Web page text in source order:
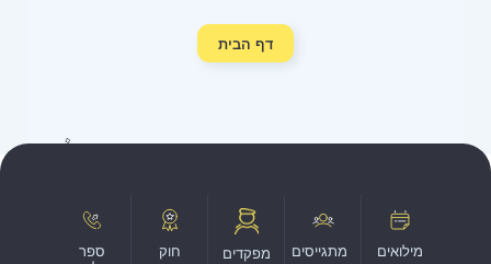
דף הבית
מילואים מתגייסים מפקדים
חוק
ספר